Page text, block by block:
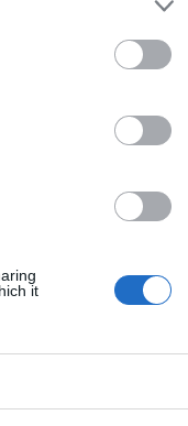
it